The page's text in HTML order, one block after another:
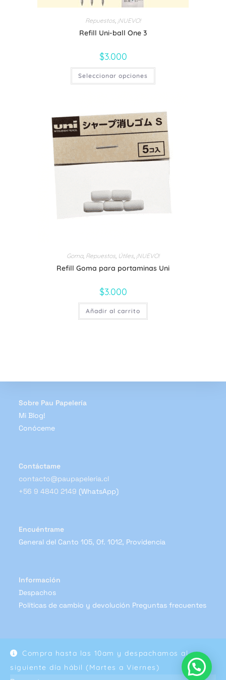
Compra hasta las 10am y despachamos al
siguiente día hábil (Martes a Viernes)
Repuestos, ¡NUEVO!
Refill Uni-ball One 3
$3.000
Seleccionar opciones
tiene
opciones
se
pueden
elegir
en
la
página
de
Goma, Repuestos Útiles ¡NUEVO!
Refill Goma para portaminas Uni
$3.000
Añadir al carrito
Sobre Pau Papelería
Mi Blog!
Conóceme
Contáctame
contacto@paupapeleria.cl
+56 9 4840 2149 (WhatsApp)
Encuéntrame
General del Canto 105, Of. 1012, Providencia
Información
Despachos
Políticas de cambio y devolución Preguntas frecuentes